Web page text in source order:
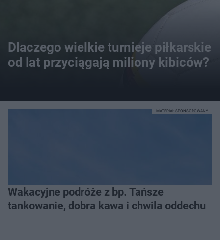
Dlaczego wielkie turnieje piłkarskie
od lat przyciągają miliony kibiców?
Wakacyjne podróże z bp. Tańsze
tankowanie, dobra kawa i chwila oddechu
MATERIAŁ SPONSOROWANY